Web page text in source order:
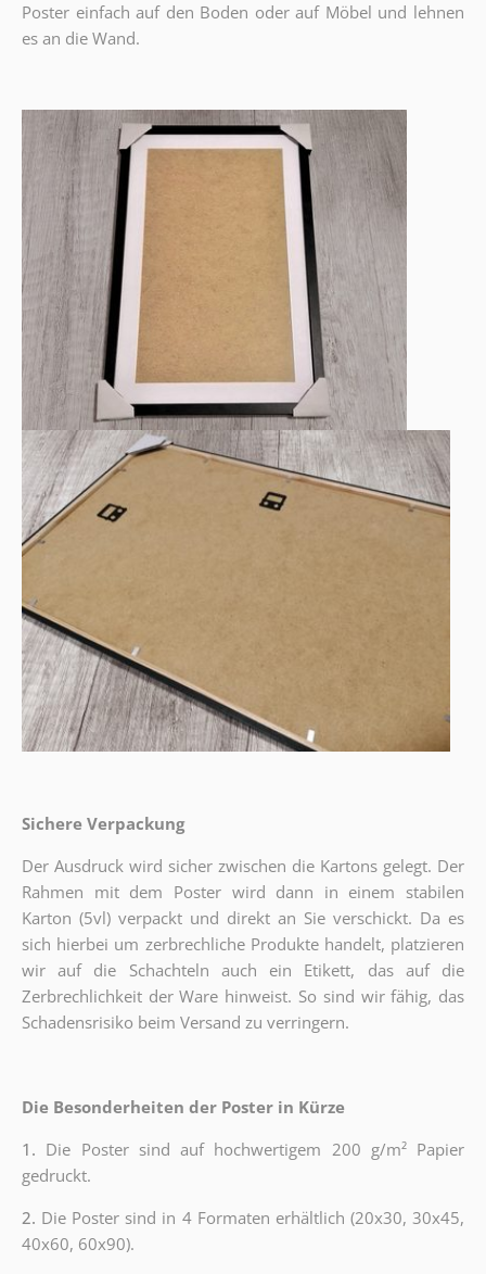
Poster einfach auf den Boden oder auf Möbel und lehnen
es an die Wand.
Sichere Verpackung
Der Ausdruck wird sicher zwischen die Kartons gelegt. Der
Rahmen mit dem Poster wird dann in einem stabilen
Karton (5vl) verpackt und direkt an Sie verschickt. Da es
sich hierbei um zerbrechliche Produkte handelt, platzieren
wir auf die Schachteln auch ein Etikett, das auf die
Zerbrechlichkeit der Ware hinweist. So sind wir fähig, das
Schadensrisiko beim Versand zu verringern.
Die Besonderheiten der Poster in Kürze
1. Die Poster sind auf hochwertigem 200 g/m² Papier
gedruckt.
2. Die Poster sind in 4 Formaten erhältlich (20x30, 30x45,
40x60, 60x90).